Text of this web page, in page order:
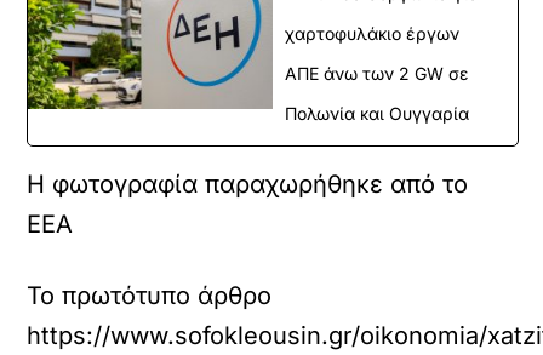
χαρτοφυλάκιο έργων
ΑΠΕ άνω των 2 GW σε
Πολωνία και Ουγγαρία
Η φωτογραφία παραχωρήθηκε από το
ΕΕΑ
Το πρωτότυπο άρθρο
https://www.sofokleousin.gr/oikonomia/